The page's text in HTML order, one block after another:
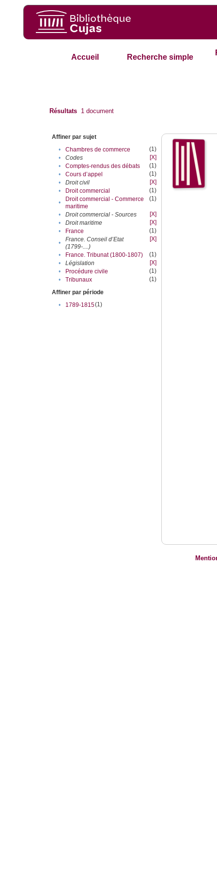
Accueil Recherche simple
Résultats 1 document
Affiner par sujet
•
Chambres de commerce
(1)
•
Codes
[X]
•
Comptes-rendus des débats
(1)
•
Cours d’appel
(1)
•
Droit civil
[X]
•
Droit commercial
(1)
•
Droit commercial - Commerce
maritime
(1)
• Droit commercial - Sources
[X]
•
Droit maritime
[X]
•
France
(1)
•
France. Conseil d’Etat
(1799-....)
[X]
• France. Tribunat (1800-1807)
(1)
•
Législation
[X]
•
Procédure civile
(1)
•
Tribunaux
(1)
Affiner par période
•
1789-1815(1)